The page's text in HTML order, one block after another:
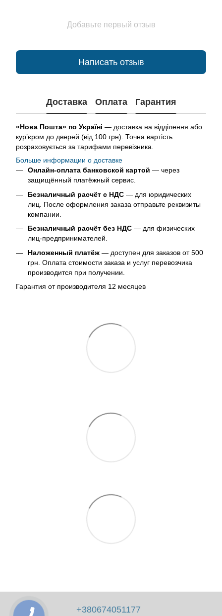
Добавьте первый отзыв
Написать отзыв
Доставка Оплата Гарантия
«Нова Пошта» по Україні — доставка на відділення або
кур’єром до дверей (від 100 грн). Точна вартість
розраховується за тарифами перевізника.
Больше информации о доставке
Онлайн-оплата банковской картой — через
защищённый платёжный сервис.
Безналичный расчёт с НДС — для юридических
лиц. После оформления заказа отправьте реквизиты
компании.
Безналичный расчёт без НДС — для физических
лиц-предпринимателей.
Наложенный платёж — доступен для заказов от 500
грн. Оплата стоимости заказа и услуг перевозчика
производится при получении.
Гарантия от производителя 12 месяцев
+380674051177